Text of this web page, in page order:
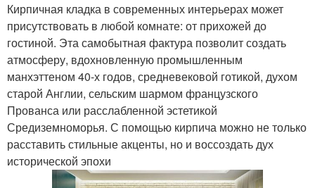
Кирпичная кладка в современных интерьерах может
присутствовать в любой комнате: от прихожей до
гостиной. Эта самобытная фактура позволит создать
атмосферу, вдохновленную промышленным
манхэттеном 40-х годов, средневековой готикой, духом
старой Англии, сельским шармом французского
Прованса или расслабленной эстетикой
Средиземноморья. С помощью кирпича можно не только
расставить стильные акценты, но и воссоздать дух
исторической эпохи